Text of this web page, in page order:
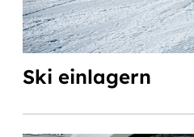
Ski einlagern